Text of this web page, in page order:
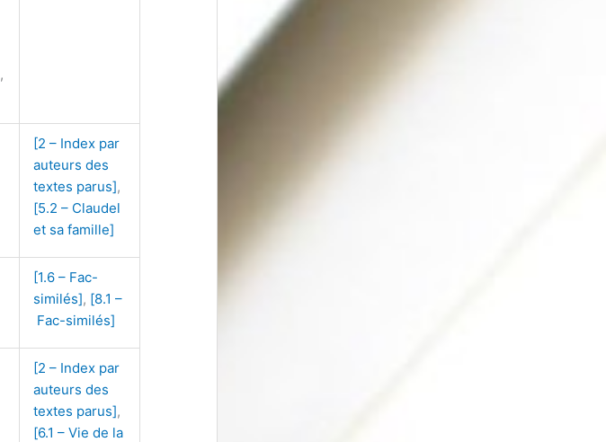
,
[2 – Index par
auteurs des
textes parus],
[5.2 – Claudel
et sa famille]
[1.6 – Fac-
similés], [8.1 –
Fac-similés]
[2 – Index par
auteurs des
textes parus],
[6.1 – Vie de la